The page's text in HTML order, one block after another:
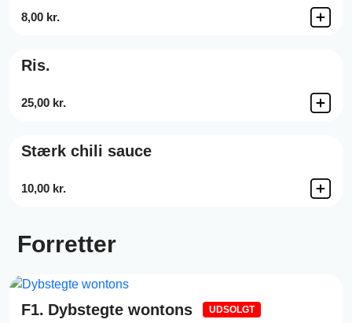
8,00 kr.
Ris.
25,00 kr.
Stærk chili sauce
10,00 kr.
Forretter
F1. Dybstegte wontons UDSOLGT